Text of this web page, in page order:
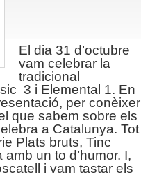
El dia 31 d’octubre
vam celebrar la
tradicional
3 i Elemental 1. En
per conèixer
que sabem sobre els
a Catalunya. Tot
Plats bruts, Tinc
un to d’humor. I,
i vam tastar els